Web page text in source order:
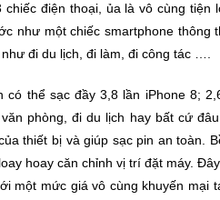
điện thoại, ủa là vô cùng
như một chiếc smartphone thông
đi du lịch, đi làm, đi công tác ….
có thể sạc đầy 3,8 lần iPhone 8;
phòng, đi du lịch hay bất cứ
thiết bị và giúp sạc pin an toàn.
hoay căn chỉnh vị trí đặt máy.
một mức giá vô cùng khuyến mại